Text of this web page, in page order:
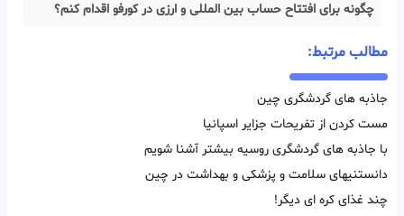
چگونه برای افتتاح حساب بین المللی و ارزی در کورفو اقدام کنم؟
مطالب مرتبط:
جاذبه های گردشگری چین
مست کردن از تفریحات جزایر اسپانیا
با جاذبه های گردشگری روسیه بیشتر آشنا شویم
دانستنیهای سلامت و پزشکی و بهداشت در چین
چند غذای کره ای دیگر!